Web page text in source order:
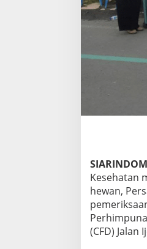
Kesehatan
hewan,
(CFD) Jalan